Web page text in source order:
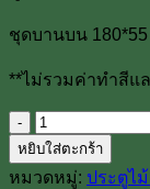
ชุดบานบน 180*55
**ไม่รวมค่าทำสีแ
จำนวน
ประตู
ไม้
หยิบใส่ตะกร้า
หมวดหมู่: ประตูไ